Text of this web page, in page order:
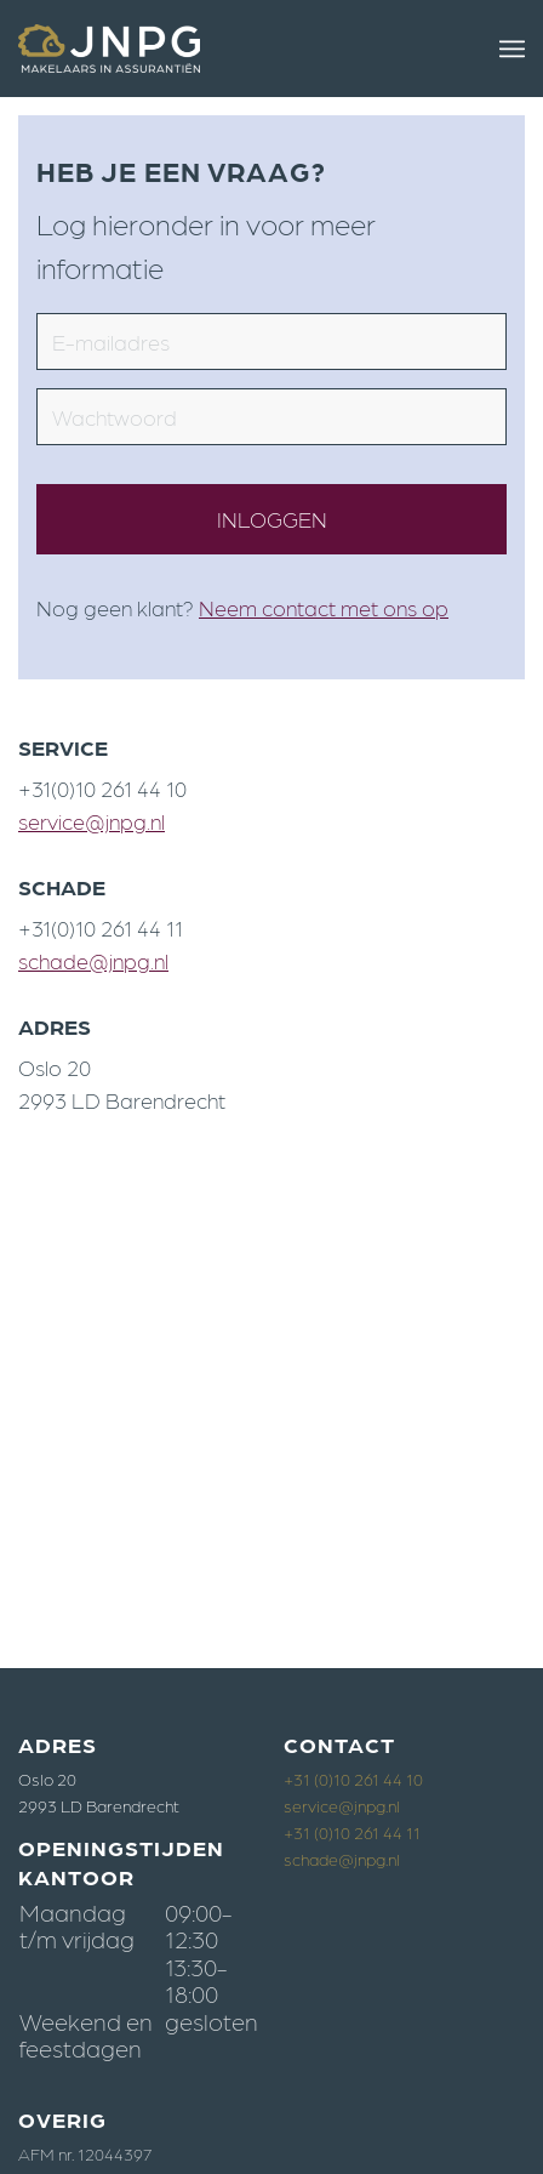
HEB JE EEN VRAAG?
Log hieronder in voor meer
informatie
Nog geen klant? Neem contact met ons op
SERVICE
+31(0)10 261 44 10
service@jnpg.nl
SCHADE
+31(0)10 261 44 11
schade@jnpg.nl
ADRES
Oslo 20
2993 LD Barendrecht
ADRES
Oslo 20
2993 LD Barendrecht
OPENINGSTIJDEN
KANTOOR
Maandag
t/m vrijdag
09:00-
12:30
13:30-
18:00
Weekend en
feestdagen
gesloten
CONTACT
+31 (0)10 261 44 10
service@jnpg.nl
+31 (0)10 261 44 11
schade@jnpg.nl
OVERIG
AFM nr. 12044397